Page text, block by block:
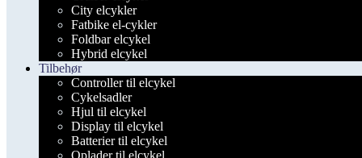
City elcykler
Fatbike el-cykler
Foldbar elcykel
Hybrid elcykel
Tilbehør
Controller til elcykel
Cykelsadler
Hjul til elcykel
Display til elcykel
Batterier til elcykel
Oplader til elcykel